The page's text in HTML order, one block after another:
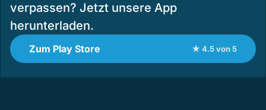
verpassen? Jetzt unsere App
herunterladen.
Zum Play Store ★ 4.5 von 5